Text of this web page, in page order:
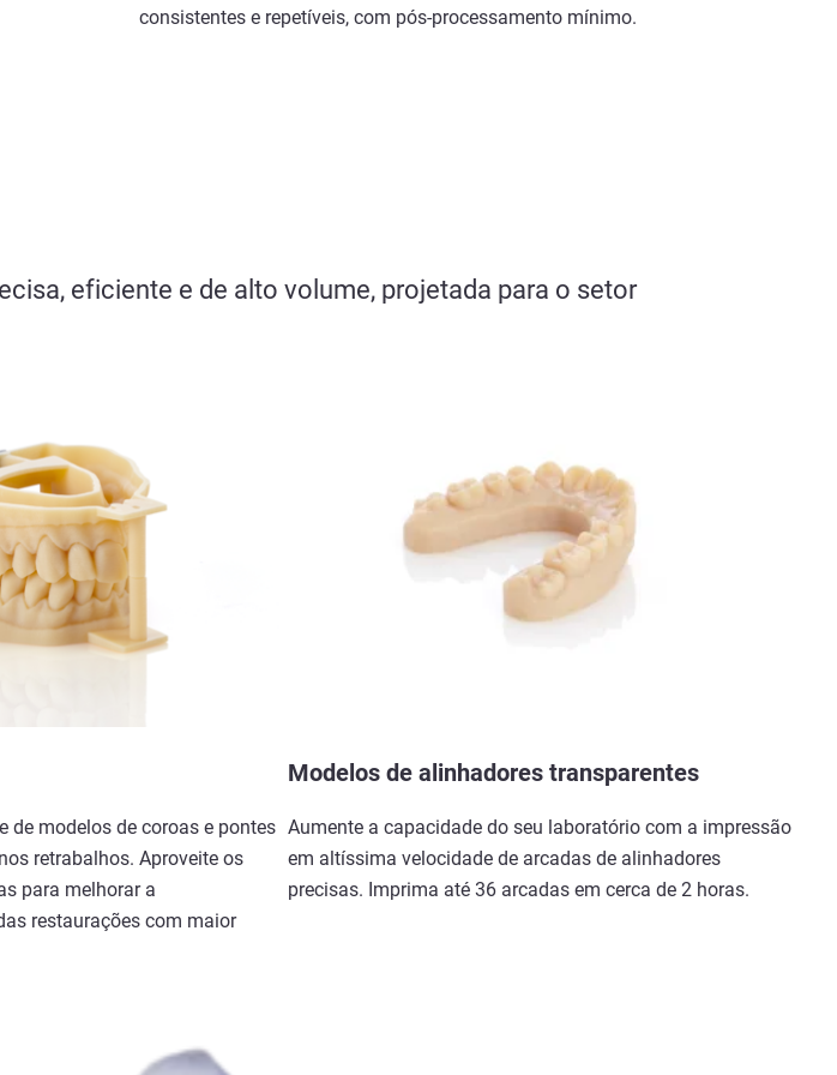
consistentes e repetíveis, com pós-processamento mínimo.
eficiente e de alto volume, projetada para o setor
de modelos de coroas e pontes
retrabalhos. Aproveite os
para melhorar a
restaurações com maior
Modelos de alinhadores transparentes
Aumente a capacidade do seu laboratório com a impressão
em altíssima velocidade de arcadas de alinhadores
precisas. Imprima até 36 arcadas em cerca de 2 horas.